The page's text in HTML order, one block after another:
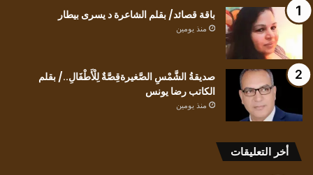
باقة قصائد/ بقلم الشاعرة د يسرى بيطار
منذ يومين
صديقةُ الشَّمْسِ الصَّغيرةقِصَّةٌ لِلْأَطْفَالِ../ بقلم
الكاتب رضا يونس
منذ يومين
أخر التعليقات